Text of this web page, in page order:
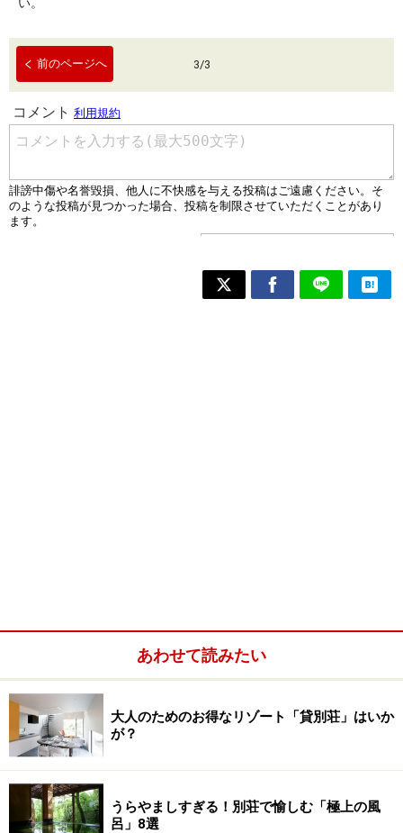
前のページへ 3/3
あわせて読みたい
大人のためのお得なリゾート「貸別荘」はいか
が？
うらやましすぎる！別荘で愉しむ「極上の風
呂」8選